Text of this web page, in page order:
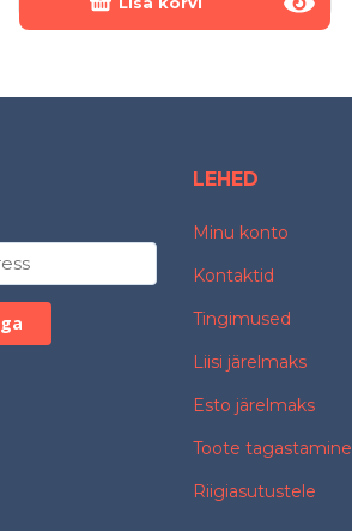
LEHED
Minu konto
Kontaktid
Tingimused
Liisi järelmaks
Esto järelmaks
Toote tagastamine
Riigiasutustele